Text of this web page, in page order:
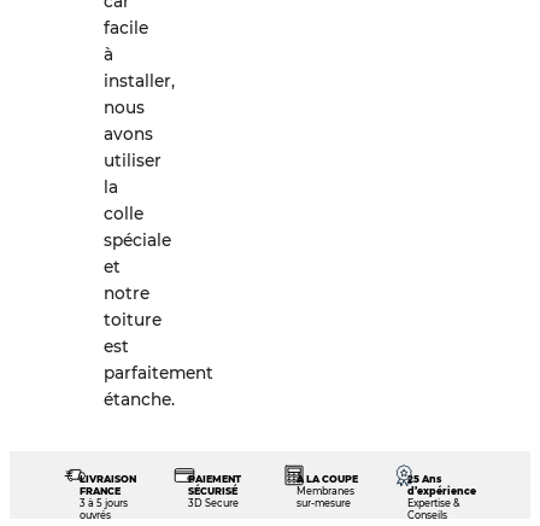
facile
à
installer,
nous
avons
utiliser
la
colle
spéciale
et
notre
toiture
est
parfaitement
étanche.
LIVRAISON
FRANCE
3 à 5 jours
ouvrés
PAIEMENT
SÉCURISÉ
3D Secure
À LA COUPE
Membranes
sur-mesure
25 Ans
d’expérience
Expertise &
Conseils